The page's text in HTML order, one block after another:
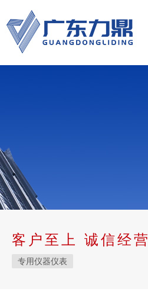
客户至上 诚信经营
专用仪器仪表